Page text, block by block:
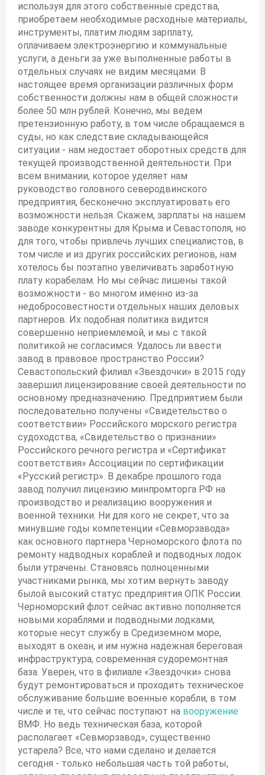
используя для этого собственные средства,
приобретаем необходимые расходные материалы,
инструменты, платим людям зарплату,
оплачиваем электроэнергию и коммунальные
услуги, а деньги за уже выполненные работы в
отдельных случаях не видим месяцами. В
настоящее время организации различных форм
собственности должны нам в общей сложности
более 50 млн рублей. Конечно, мы ведем
претензионную работу, в том числе обращаемся в
суды, но как следствие складывающейся
ситуации - нам недостает оборотных средств для
текущей производственной деятельности. При
всем внимании, которое уделяет нам
руководство головного северодвинского
предприятия, бесконечно эксплуатировать его
возможности нельзя. Скажем, зарплаты на нашем
заводе конкурентны для Крыма и Севастополя, но
для того, чтобы привлечь лучших специалистов, в
том числе и из других российских регионов, нам
хотелось бы поэтапно увеличивать заработную
плату корабелам. Но мы сейчас лишены такой
возможности - во многом именно из-за
недобросовестности отдельных наших деловых
партнеров. Их подобная политика видится
совершенно неприемлемой, и мы с такой
политикой не согласимся. Удалось ли ввести
завод в правовое пространство России?
Севастопольский филиал «Звездочки» в 2015 году
завершил лицензирование своей деятельности по
основному предназначению. Предприятием были
последовательно получены «Свидетельство о
соответствии» Российского морского регистра
судоходства, «Свидетельство о признании»
Российского речного регистра и «Сертификат
соответствия» Ассоциации по сертификации
«Русский регистр». В декабре прошлого года
завод получил лицензию минпромторга РФ на
производство и реализацию вооружения и
военной техники. Ни для кого не секрет, что за
минувшие годы компетенции «Севморзавода»
как основного партнера Черноморского флота по
ремонту надводных кораблей и подводных лодок
были утрачены. Становясь полноценными
участниками рынка, мы хотим вернуть заводу
былой высокий статус предприятия ОПК России.
Черноморский флот сейчас активно пополняется
новыми кораблями и подводными лодками,
которые несут службу в Средиземном море,
выходят в океан, и им нужна надежная береговая
инфраструктура, современная судоремонтная
база. Уверен, что в филиале «Звездочки» снова
будут ремонтироваться и проходить техническое
обслуживание большие военные корабли, в том
числе и те, что сейчас поступают на вооружение
ВМФ. Но ведь техническая база, которой
располагает «Севморзавод», существенно
устарела? Все, что нами сделано и делается
сегодня - только небольшая часть той работы,